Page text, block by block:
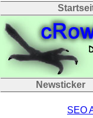
Newsticker
SEO